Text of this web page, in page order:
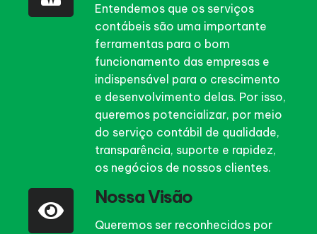
Entendemos que os serviços
contábeis são uma importante
ferramentas para o bom
funcionamento das empresas e
indispensável para o crescimento
e desenvolvimento delas. Por isso,
queremos potencializar, por meio
do serviço contábil de qualidade,
transparência, suporte e rapidez,
os negócios de nossos clientes.
Nossa Visão
Queremos ser reconhecidos por